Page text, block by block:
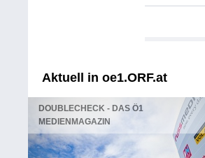
e-moll
Orchester:
Länge:
Titel:
Leitung:
Aktuell in oe1.ORF.at
DOUBLECHECK - DAS Ö1
MEDIENMAGAZIN